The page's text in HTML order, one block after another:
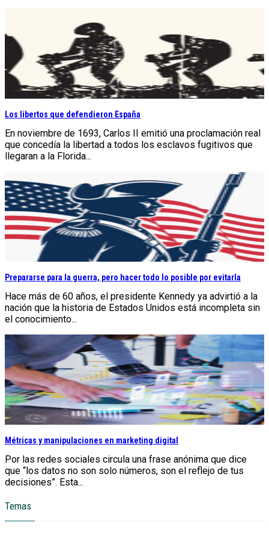
Los libertos que defendieron España
En noviembre de 1693, Carlos II emitió una proclamación real
que concedía la libertad a todos los esclavos fugitivos que
llegaran a la Florida...
Prepararse para la guerra, pero hacer todo lo posible por evitarla
Hace más de 60 años, el presidente Kennedy ya advirtió a la
nación que la historia de Estados Unidos está incompleta sin
el conocimiento...
Métricas y manipulaciones en marketing digital
Por las redes sociales circula una frase anónima que dice
que “los datos no son solo números, son el reflejo de tus
decisiones”. Esta...
Temas